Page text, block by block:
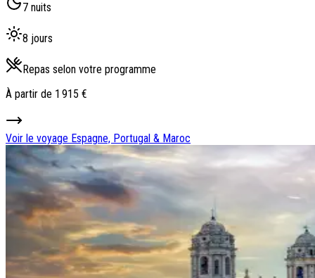
7 nuits
8 jours
Repas selon votre programme
À partir de 1 915 €
Voir le voyage Espagne, Portugal & Maroc